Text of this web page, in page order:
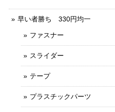
早い者勝ち 330円均一
ファスナー
スライダー
テープ
プラスチックパーツ